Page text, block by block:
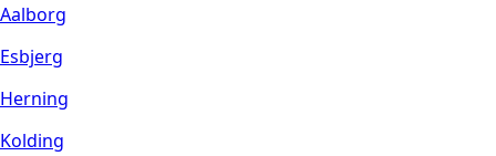
Aalborg
Esbjerg
Herning
Kolding